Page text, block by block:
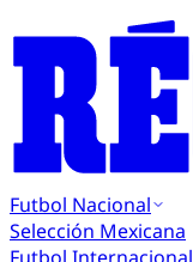
Futbol Nacional
Selección Mexicana